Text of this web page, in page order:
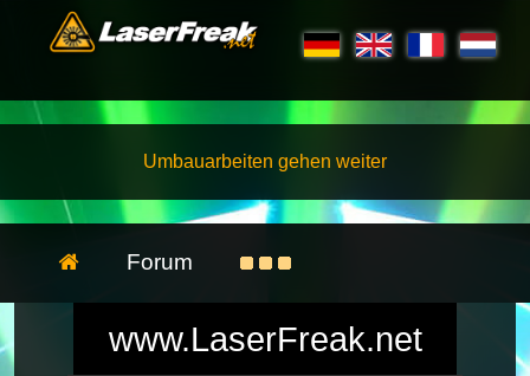
Umbauarbeiten gehen weiter
Forum
www.LaserFreak.net